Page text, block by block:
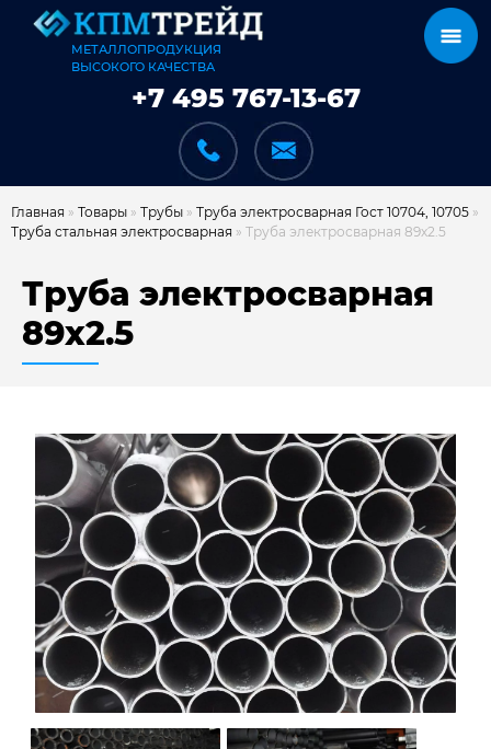
МЕТАЛЛОПРОДУКЦИЯ
ВЫСОКОГО КАЧЕСТВА
+7 495 767-13-67
КАК МЫ РАБОТАЕМ
ДОСТАВКА И ОПЛАТА
НАШИ ОБЪЕКТЫ
ОТЗЫВЫ
О НАС
БЛОГ
КОНТАКТЫ
Главная » Товары » Трубы » Труба электросварная Гост 10704, 10705 »
Труба стальная электросварная » Труба электросварная 89х2.5
Труба электросварная
89х2.5